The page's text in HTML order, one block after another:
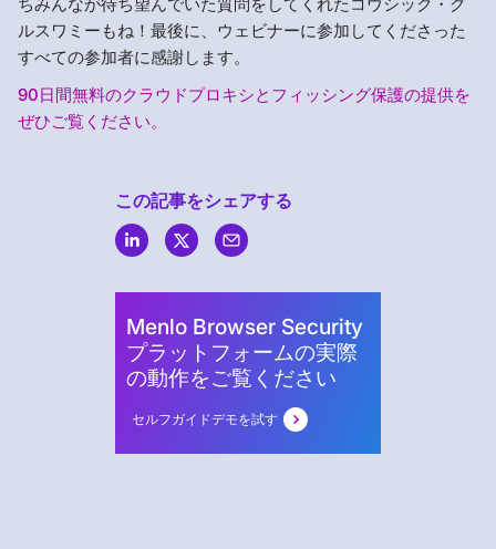
ルスワミーもね！最後に、ウェビナーに参加してくださった
すべての参加者に感謝します。
90日間無料のクラウドプロキシとフィッシング保護の提供を
ぜひご覧ください。
この記事をシェアする
Menlo Browser Security
プラットフォームの実際
の動作をご覧ください
セルフガイドデモを試す